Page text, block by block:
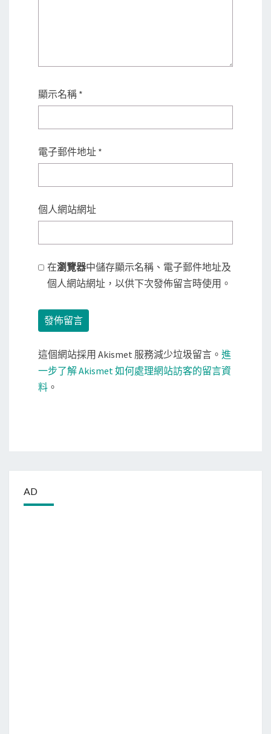
顯示名稱 *
電子郵件地址 *
個人網站網址
在瀏覽器中儲存顯示名稱、電子郵件地址及
個人網站網址，以供下次發佈留言時使用。
這個網站採用 Akismet 服務減少垃圾留言。 進
一步了解 Akismet 如何處理網站訪客的留言資
料 。
AD